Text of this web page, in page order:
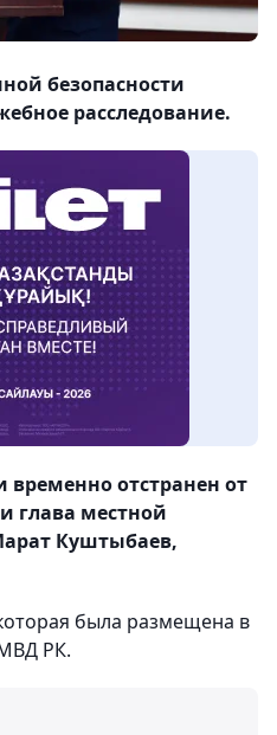
безопасности
расследование.
временно отстранен от
глава местной
Куштыбаев,
была размещена в
РК.